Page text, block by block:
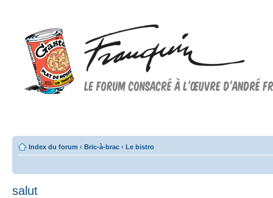
Index du forum ‹ Bric-à-brac ‹ Le bistro
salut